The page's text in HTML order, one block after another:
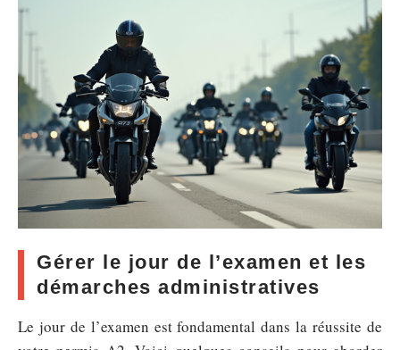
Gérer le jour de l’examen et les
démarches administratives
Le jour de l’examen est fondamental dans la réussite de